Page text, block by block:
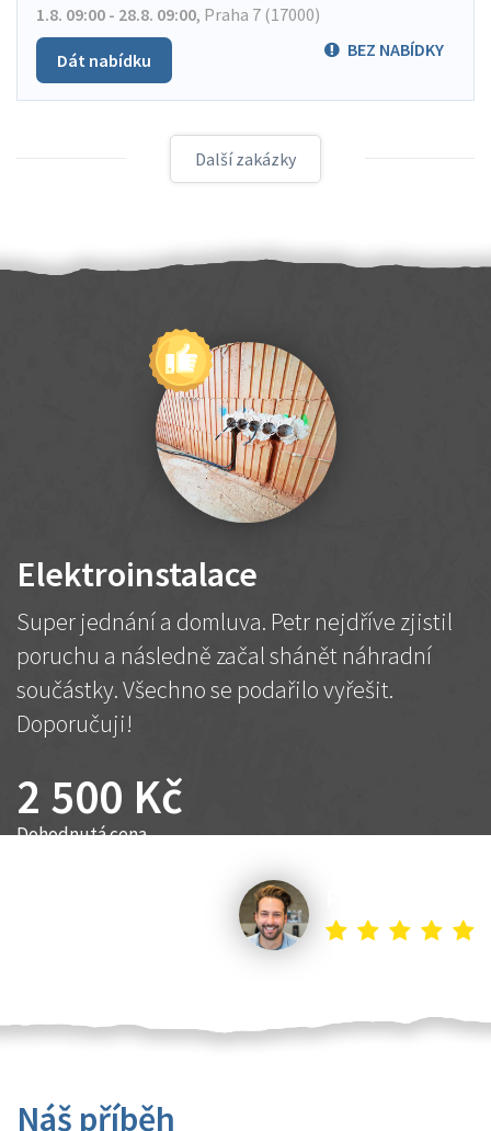
1.8. 09:00 - 28.8. 09:00, Praha 7 (17000)
BEZ NABÍDKY
Dát nabídku
Další zakázky
Elektroinstalace
Super jednání a domluva. Petr nejdříve zjistil
poruchu a následně začal shánět náhradní
součástky. Všechno se podařilo vyřešit.
Doporučuji!
2 500 Kč
Dohodnutá cena
Náš příběh